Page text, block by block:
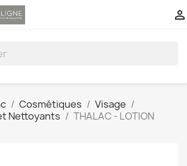

Cosmétiques
Visage
Nettoyants
THALAC - LOTION